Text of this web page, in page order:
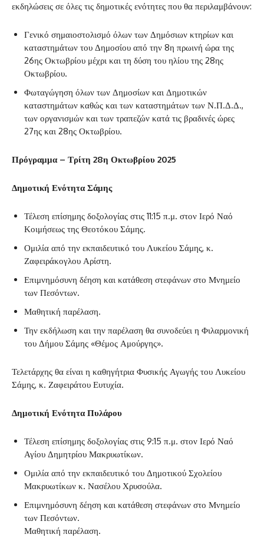
εκδηλώσεις σε όλες τις δημοτικές ενότητες που θα περιλαμβάνουν:
Γενικό σημαιοστολισμό όλων των Δημόσιων κτηρίων και
καταστημάτων του Δημοσίου από την 8η πρωινή ώρα της
26ης Οκτωβρίου μέχρι και τη δύση του ηλίου της 28ης
Οκτωβρίου.
Φωταγώγηση όλων των Δημοσίων και Δημοτικών
καταστημάτων καθώς και των καταστημάτων των Ν.Π.Δ.Δ.,
των οργανισμών και των τραπεζών κατά τις βραδινές ώρες
27ης και 28ης Οκτωβρίου.
Πρόγραμμα – Τρίτη 28η Οκτωβρίου 2025
Δημοτική Ενότητα Σάμης
Τέλεση επίσημης δοξολογίας στις 11:15 π.μ. στον Ιερό Ναό
Κοιμήσεως της Θεοτόκου Σάμης.
Ομιλία από την εκπαιδευτικό του Λυκείου Σάμης, κ.
Ζαφειράκογλου Αρίστη.
Επιμνημόσυνη δέηση και κατάθεση στεφάνων στο Μνημείο
των Πεσόντων.
Μαθητική παρέλαση.
Την εκδήλωση και την παρέλαση θα συνοδεύει η Φιλαρμονική
του Δήμου Σάμης «Θέμος Αμούργης».
Τελετάρχης θα είναι η καθηγήτρια Φυσικής Αγωγής του Λυκείου
Σάμης, κ. Ζαφειράτου Ευτυχία.
Δημοτική Ενότητα Πυλάρου
Τέλεση επίσημης δοξολογίας στις 9:15 π.μ. στον Ιερό Ναό
Αγίου Δημητρίου Μακρυωτίκων.
Ομιλία από την εκπαιδευτικό του Δημοτικού Σχολείου
Μακρυωτίκων κ. Νασέλου Χρυσούλα.
Επιμνημόσυνη δέηση και κατάθεση στεφάνων στο Μνημείο
των Πεσόντων.
Μαθητική παρέλαση.